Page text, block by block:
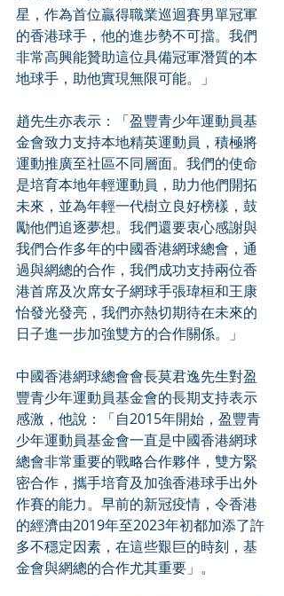
星，作為首位贏得職業巡迴賽男單冠軍
的香港球手，他的進步勢不可擋。我們
非常高興能贊助這位具備冠軍潛質的本
地球手，助他實現無限可能。」
趙先生亦表示：「盈豐青少年運動員基
金會致力支持本地精英運動員，積極將
運動推廣至社區不同層面。我們的使命
是培育本地年輕運動員，助力他們開拓
未來，並為年輕一代樹立良好榜樣，鼓
勵他們追逐夢想。我們還要衷心感謝與
我們合作多年的中國香港網球總會，通
過與網總的合作，我們成功支持兩位香
港首席及次席女子網球手張瑋桓和王康
怡發光發亮，我們亦熱切期待在未來的
日子進一步加強雙方的合作關係。」
中國香港網球總會會長莫君逸先生對盈
豐青少年運動員基金會的長期支持表示
感激，他說：「自2015年開始，盈豐青
少年運動員基金會一直是中國香港網球
總會非常重要的戰略合作夥伴，雙方緊
密合作，攜手培育及加強香港球手出外
作賽的能力。早前的新冠疫情，令香港
的經濟由2019年至2023年初都加添了許
多不穩定因素，在這些艱巨的時刻，基
金會與網總的合作尤其重要」。